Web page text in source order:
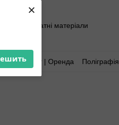
×
та витратні матеріали
Аутсорсинг | Оренда Поліграфія